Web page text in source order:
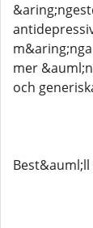
mer
och
Best&auml;ll